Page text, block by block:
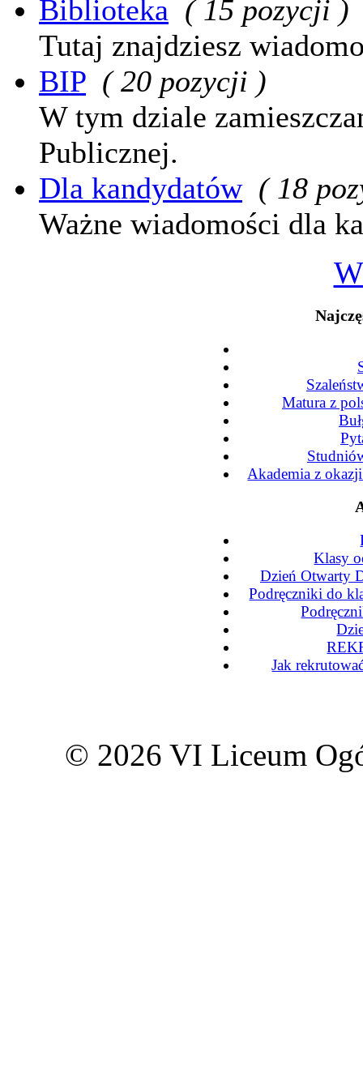
Biblioteka ( 15 pozycji )
Tutaj znajdziesz
BIP ( 20 pozycji )
W tym dziale
Publicznej.
Dla kandydatów ( 18
Ważne wiadomości dla
Matura z
Akademia z
Klasy
Dzień Otwarty
Podręczniki do
Jak
© 2026 VI Liceum